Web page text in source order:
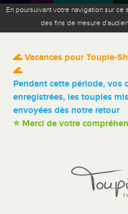
En poursuivant votre navigation sur
des fins de mesure
🌊 Vacances pour Toupie-
🌊
Pendant cette période, vos
enregistrées, les toupies
envoyées dès notre retour
⭐ Merci de votre